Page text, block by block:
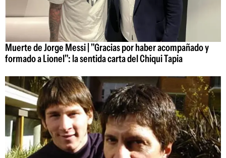
Muerte de Jorge Messi | "Gracias por haber acompañado y
formado a Lionel": la sentida carta del Chiqui Tapia